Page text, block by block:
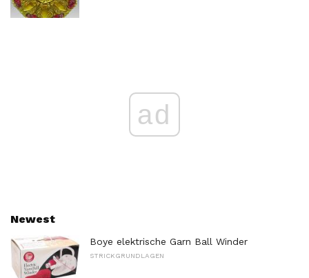
ad
Newest
Boye elektrische Garn Ball Winder
STRICKGRUNDLAGEN